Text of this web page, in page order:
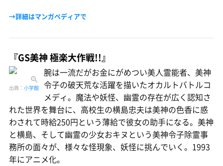
→詳細はマンガペディアで
『GS美神 極楽大作戦!!』
出典： 小学館
腕は一流だがお金にがめつい美人霊能者、美神
令子の破天荒な活躍を描いたオカルトバトルコ
メディ。魔法や妖怪、幽霊の存在が広く認知さ
れた世界を舞台に、高校生の横島忠夫は美神の色香に惑
わされて時給250円という薄給で彼女の助手になる。美神
と横島、そして幽霊の少女おキヌという美神令子除霊事
務所の面々が、様々な怪現象、妖怪に挑んでいく。1993
年にアニメ化。